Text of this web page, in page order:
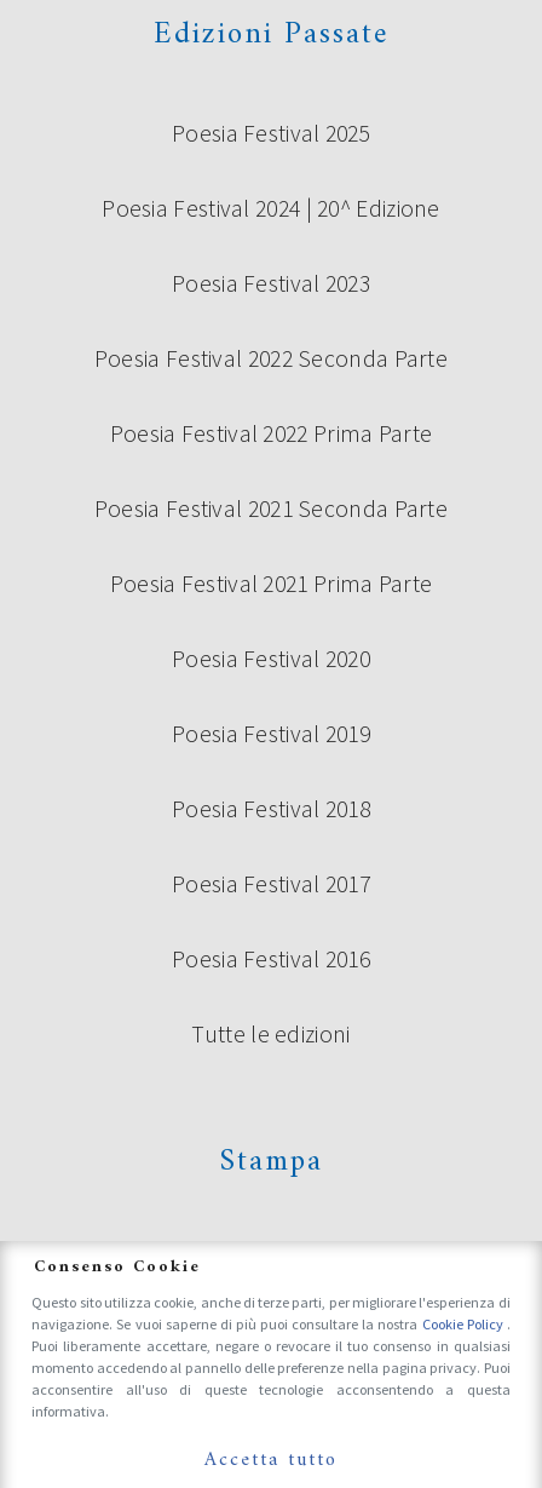
Edizioni Passate
Poesia Festival 2025
Poesia Festival 2024 | 20^ Edizione
Poesia Festival 2023
Poesia Festival 2022 Seconda Parte
Poesia Festival 2022 Prima Parte
Poesia Festival 2021 Seconda Parte
Poesia Festival 2021 Prima Parte
Poesia Festival 2020
Poesia Festival 2019
Poesia Festival 2018
Poesia Festival 2017
Poesia Festival 2016
Tutte le edizioni
Stampa
Accrediti Stampa e Fotografi
Follow Us On
Consenso Cookie
Questo sito utilizza cookie, anche di terze parti, per migliorare l'esperienza di
navigazione. Se vuoi saperne di più puoi consultare la nostra Cookie Policy .
Puoi liberamente accettare, negare o revocare il tuo consenso in qualsiasi
momento accedendo al pannello delle preferenze nella pagina privacy. Puoi
acconsentire all'uso di queste tecnologie acconsentendo a questa
informativa.
Accetta tutto